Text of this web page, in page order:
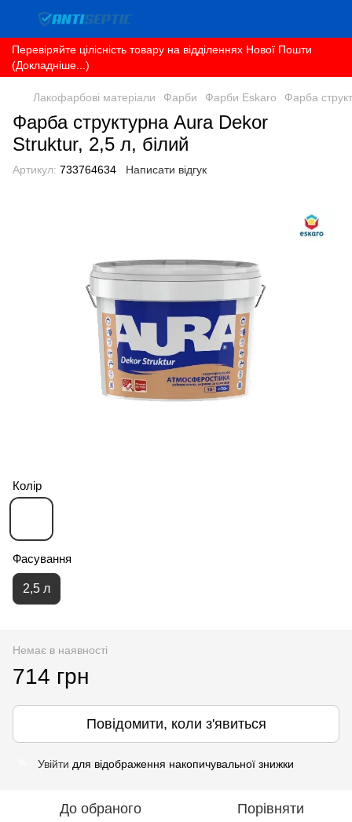
Перевіряйте цілісність товару на відділеннях Нової Пошти
(Докладніше...)
Лакофарбові матеріали Фарби Фарби Eskaro Фарба
Фарба структурна Aura Dekor
Struktur, 2,5 л, білий
Артикул: 733764634 Написати відгук
Колір
Фасування
2,5 л
Немає в наявності
714 грн
Повідомити, коли з'явиться
Увійти для відображення накопичувальної знижки
До обраного Порівняти